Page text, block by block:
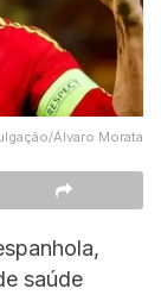
Álvaro Morata
saúde